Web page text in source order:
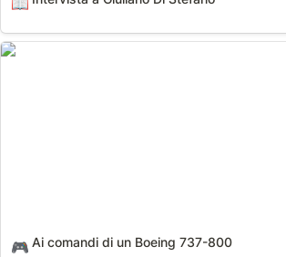
Ai comandi di un Boeing 737-800
🎮 Ai comandi di un Boeing 737-800